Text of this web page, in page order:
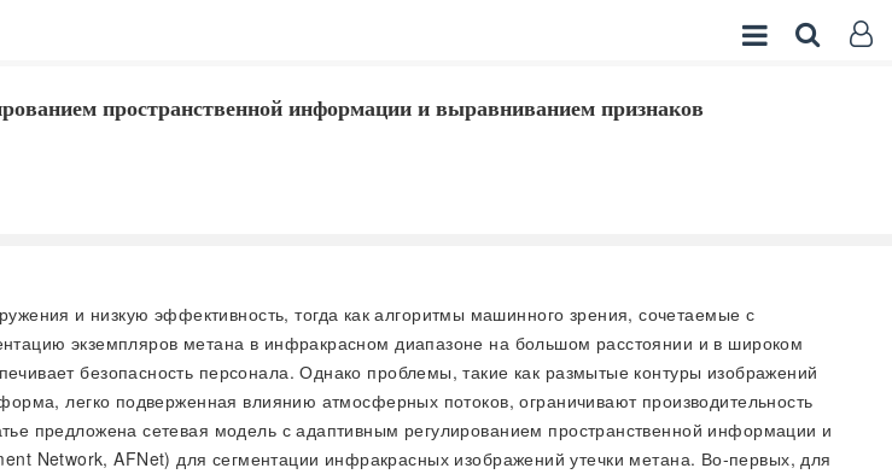
пространственной информации и выравниванием признаков
и низкую эффективность, тогда как алгоритмы машинного зрения, сочетаемые с
экземпляров метана в инфракрасном диапазоне на большом расстоянии и в широком
безопасность персонала. Однако проблемы, такие как размытые контуры изображений
легко подверженная влиянию атмосферных потоков, ограничивают производительность
предложена сетевая модель с адаптивным регулированием пространственной информации и
Network, AFNet) для сегментации инфракрасных изображений утечки метана. Во-первых, для